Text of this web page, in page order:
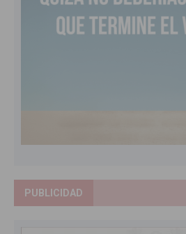
PUBLICIDAD